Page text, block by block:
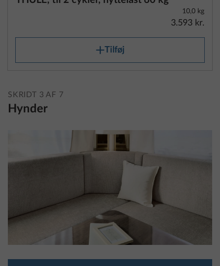
3.593 kr.
Hynder
Nala
Anvisninger om køretøjsvægte og
vægtrelaterede oplysninger